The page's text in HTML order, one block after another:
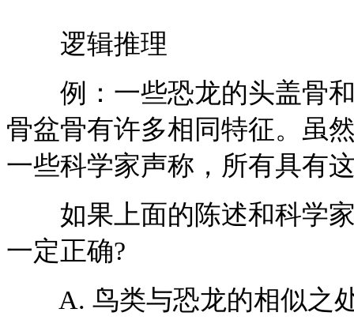
逻辑推理
例：一些恐龙的头盖骨和
骨盆骨有许多相同特征。虽
一些科学家声称，所有具有
如果上面的陈述和科学家
一定正确?
A. 鸟类与恐龙的相似之处